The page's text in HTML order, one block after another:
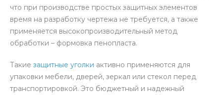
что при производстве простых защитных элементов
время на разработку чертежа не требуется, а также
применяется высокопроизводительный метод
обработки – формовка пенопласта.
Такие защитные уголки активно применяются для
упаковки мебели, дверей, зеркал или стекол перед
транспортировкой. Это бюджетный и надежный